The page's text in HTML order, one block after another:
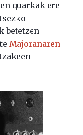
quarkak ere
betetzen
Majoranaren